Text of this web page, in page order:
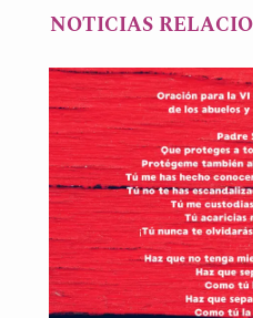
NOTICIAS